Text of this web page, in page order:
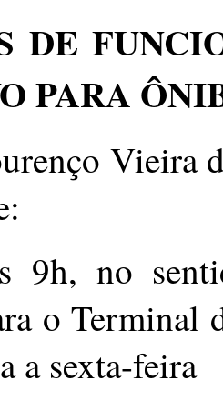
DE
PARA
Vieira
9h, no
o Terminal
a sexta-feira